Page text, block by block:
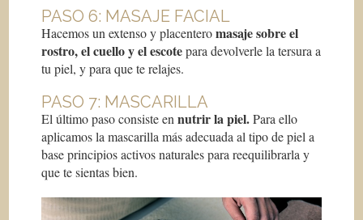
PASO 6: MASAJE FACIAL
Hacemos un extenso y placenteromasaje sobre el
rostro, el cuello y el escotepara devolverle la tersura a
tu piel, y para que te relajes.
PASO 7: MASCARILLA
El último paso consiste ennutrir la piel.Para ello
aplicamos la mascarilla más adecuada al tipo de piel a
base principios activos naturales para reequilibrarla y
que te sientas bien.